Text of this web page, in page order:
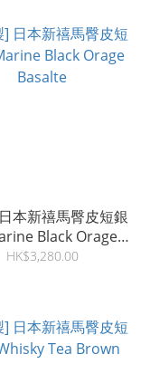
本新禧馬臀皮短銀
Black Orage
Basalte
HK$3,280.00